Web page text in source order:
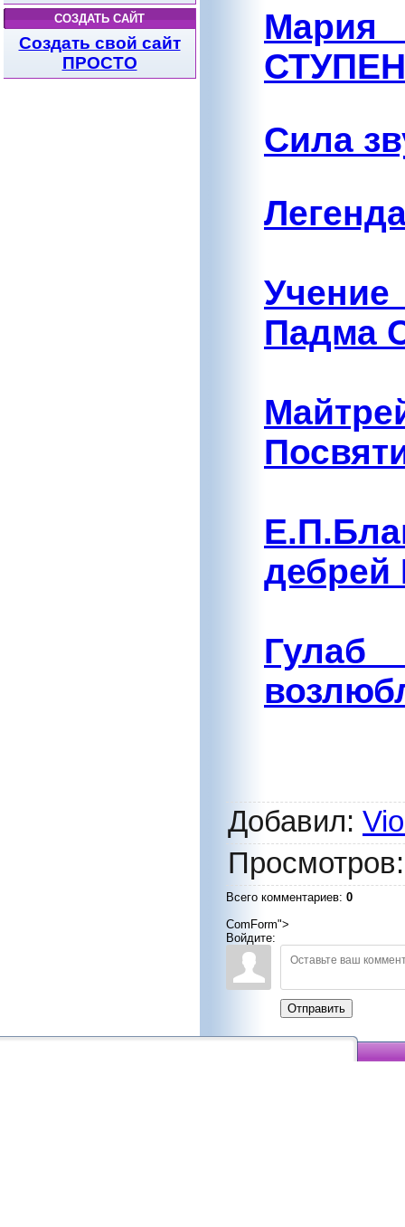
СОЗДАТЬ САЙТ
Создать свой сайт
ПРОСТО
Мария
Сила
Падма
дебрей
Добавил:
Просмотров
Всего комментариев: 0
ComForm">
Войдите:
Отправить